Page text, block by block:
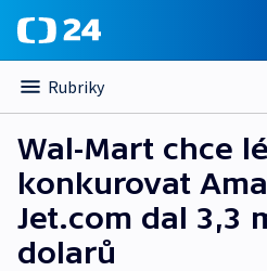
Rubriky
Wal-Mart chce
konkurovat
Jet.com dal 3,3
dolarů